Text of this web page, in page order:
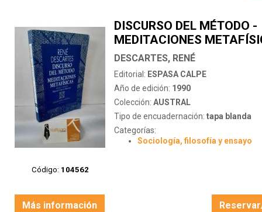
Código: 104562
DISCURSO DEL MÉTODO -
MEDITACIONES
DESCARTES, RENÉ
Editorial: ESPASA CALPE
Año de edición: 1990
Colección: AUSTRAL
Tipo de encuadernación: tapa blanda
Categorías:
Sociología, filosofía y ensayo
Más información